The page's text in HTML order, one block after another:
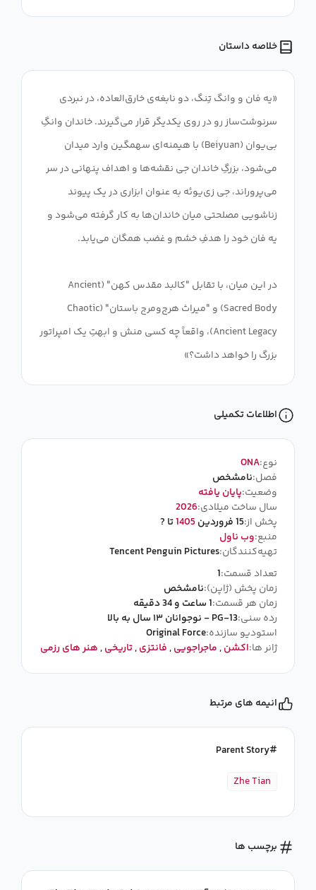
خلاصه داستان
«یه فان و وانگ تِنگ، دو نابغه‌ی خارق‌العاده، در نبردی
سرنوشت‌ساز رو در روی یکدیگر قرار می‌گیرند. خاندان وانگِ
بی‌یوان (Beiyuan) با هیمنه‌ای سهمگین وارد میدان
می‌شود، بزرگِ خاندان جی نقشه‌ها و اهداف پنهانی در سر
می‌پروراند، جی زی‌یوئه به عنوان ابزاری در یک پیوند
زناشویی مصلحتی میان خاندان‌ها به کار گرفته می‌شود و
در این میان، با تقابل "کالبد مقدس کهن" (Ancient
Sacred Body) و "میراث هرج‌ومرج باستان" (Chaotic
Ancient Legacy)، واقعاً چه کسی منش و ابهتِ یک امپراتور
بزرگ را خواهد داشت؟»
اطلاعات تکمیلی
نوع:ONA
فصل:نامشخص
وضعیت:پایان یافته
سال ساخت میلادی:2026
پخش از:15 فروردین 1405تا ?
منبع:وب ناول
تهیه‌کنندگان:Tencent Penguin Pictures
تعداد قسمت:1
زمان پخش (ژاپن):نامشخص
زمان هر قسمت:1 ساعت و 34 دقیقه
رده سنی:PG-13 - نوجوانان ۱۳ سال به بالا
استودیو سازنده:Original Force
ژانر ها:اکشن,ماجراجویی,فانتزی,تاریخی,هنر های رزمی
انیمه های مرتبط
Parent Story
Zhe Tian
برچسب ها